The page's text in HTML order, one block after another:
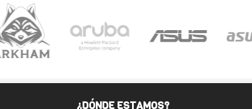
¿DÓNDE ESTAMOS?